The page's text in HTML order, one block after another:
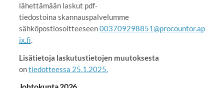
lähettämään laskut pdf-
tiedostoina skannauspalvelumme
sähköpostiosoitteeseen003709298851@procountor.ap
ix.fi.
Lisätietoja laskutustietojen muutoksesta
ontiedotteessa 25.1.2025.